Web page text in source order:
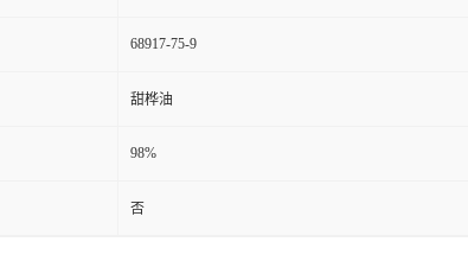
68917-75-9
甜桦油
98%
否